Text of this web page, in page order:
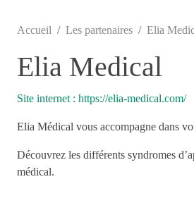
Accueil Les partenaires Elia
Elia Medical
Site internet : https://elia-medical.com/
Elia Médical vous accompagne dans
Découvrez les différents syndromes
médical.